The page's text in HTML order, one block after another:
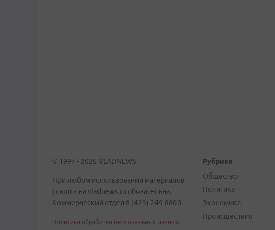
© 1997 - 2026 VLADNEWS
При любом использовании материалов
ссылка на vladnews.ru обязательна.
Коммерческий отдел 8 (423) 249-8800
Политика обработки персональных данных
Рубрики
Общество
Политика
Экономика
Происшествия